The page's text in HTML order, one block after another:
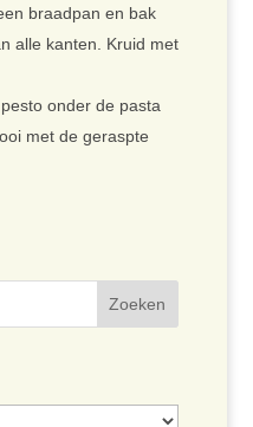
braadpan en bak
alle kanten. Kruid met
onder de pasta
met de geraspte